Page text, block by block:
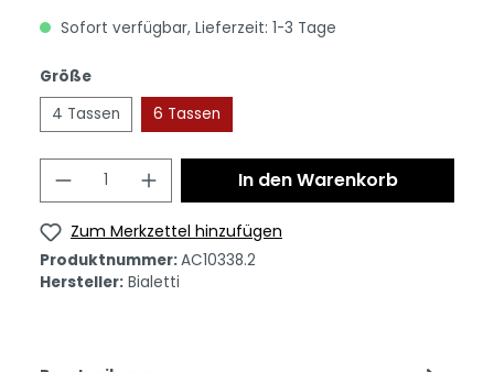
Sofort verfügbar, Lieferzeit: 1-3 Tage
Größe
4 Tassen
6 Tassen
In den Warenkorb
Zum Merkzettel hinzufügen
Produktnummer:AC10338.2
Hersteller: Bialetti